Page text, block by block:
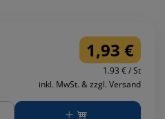
1,93 €
1.93 € / St
inkl. MwSt. & zzgl. Versand